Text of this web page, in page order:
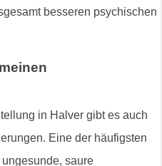
besseren psychischen
in Halver gibt es auch
Eine der häufigsten
saure